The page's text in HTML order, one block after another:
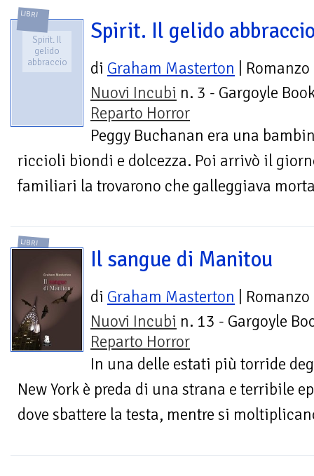
LIBRI
Spirit. Il
gelido
abbraccio
Spirit. Il gelido
di Graham Masterton | Romanzo
Nuovi Incubi n. 3 - Gargoyle
Reparto Horror
Peggy Buchanan era una
riccioli biondi e dolcezza. Poi arrivò il
familiari la trovarono che galleggiava
LIBRI
Il sangue di Manitou
di Graham Masterton | Romanzo
Nuovi Incubi n. 13 - Gargoyle
Reparto Horror
In una delle estati più torride
New York è preda di una strana e terribile
dove sbattere la testa, mentre si